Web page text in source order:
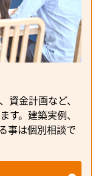
資金計画など、
す。建築実例、
事は個別相談で